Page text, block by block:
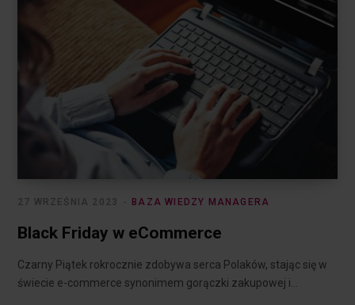
BAZA WIEDZY MANAGERA
27 WRZEŚNIA 2023
Black Friday w eCommerce
Czarny Piątek rokrocznie zdobywa serca Polaków, stając się w
świecie e-commerce synonimem gorączki zakupowej i…